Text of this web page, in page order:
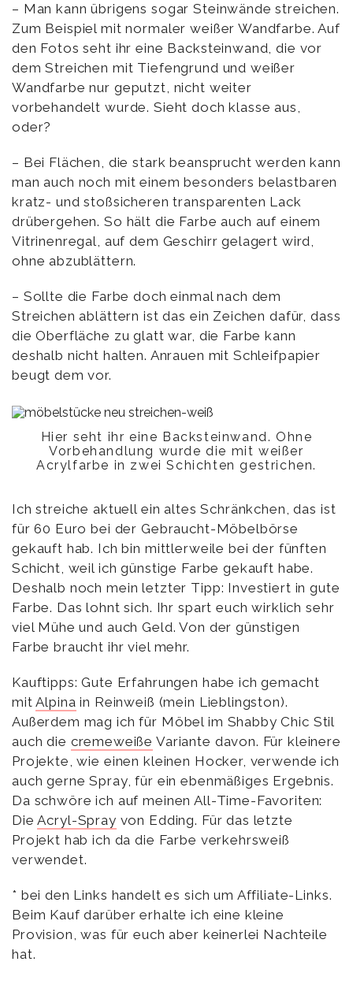
– Man kann übrigens sogar Steinwände streichen.
Zum Beispiel mit normaler weißer Wandfarbe. Auf
den Fotos seht ihr eine Backsteinwand, die vor
dem Streichen mit Tiefengrund und weißer
Wandfarbe nur geputzt, nicht weiter
vorbehandelt wurde. Sieht doch klasse aus,
oder?
– Bei Flächen, die stark beansprucht werden kann
man auch noch mit einem besonders belastbaren
kratz- und stoßsicheren transparenten Lack
drübergehen. So hält die Farbe auch auf einem
Vitrinenregal, auf dem Geschirr gelagert wird,
ohne abzublättern.
– Sollte die Farbe doch einmal nach dem
Streichen ablättern ist das ein Zeichen dafür, dass
die Oberfläche zu glatt war, die Farbe kann
deshalb nicht halten. Anrauen mit Schleifpapier
beugt dem vor.
Hier seht ihr eine Backsteinwand. Ohne
Vorbehandlung wurde die mit weißer
Acrylfarbe in zwei Schichten gestrichen.
Ich streiche aktuell ein altes Schränkchen, das ist
für 60 Euro bei der Gebraucht-Möbelbörse
gekauft hab. Ich bin mittlerweile bei der fünften
Schicht, weil ich günstige Farbe gekauft habe.
Deshalb noch mein letzter Tipp: Investiert in gute
Farbe. Das lohnt sich. Ihr spart euch wirklich sehr
viel Mühe und auch Geld. Von der günstigen
Farbe braucht ihr viel mehr.
Kauftipps: Gute Erfahrungen habe ich gemacht
mitAlpina in Reinweiß (mein Lieblingston).
Außerdem mag ich für Möbel im Shabby Chic Stil
auch die cremeweiße Variante davon. Für kleinere
Projekte, wie einen kleinen Hocker, verwende ich
auch gerne Spray, für ein ebenmäßiges Ergebnis.
Da schwöre ich auf meinen All-Time-Favoriten:
DieAcryl-Spray von Edding. Für das letzte
Projekt hab ich da die Farbe verkehrsweiß
verwendet.
* bei den Links handelt es sich um Affiliate-Links.
Beim Kauf darüber erhalte ich eine kleine
Provision, was für euch aber keinerlei Nachteile
hat.